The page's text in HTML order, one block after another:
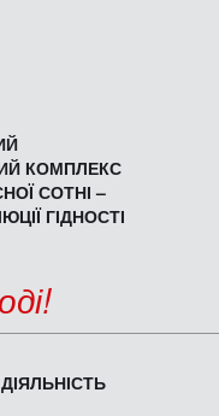
КОМПЛЕКС
СОТНІ –
ГІДНОСТІ
ДІЯЛЬНІСТЬ